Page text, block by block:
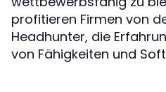
profitieren Firmen von
Headhunter, die
von Fähigkeiten und